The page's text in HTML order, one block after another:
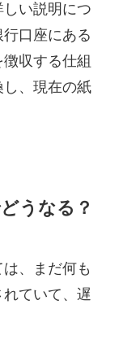
い説明につ
口座にある
収する仕組
、現在の紙
うなる？
、まだ何も
ていて、遅